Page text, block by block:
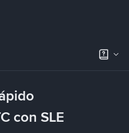
con SLE